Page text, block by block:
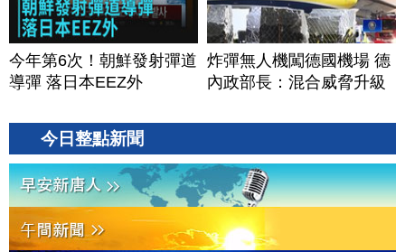
今年第6次！朝鮮發射彈道
導彈 落日本EEZ外
炸彈無人機闖德國機場 德
內政部長：混合威脅升級
今日整點新聞